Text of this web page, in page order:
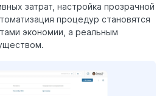
затрат, настройка прозрачной
процедур становятся
экономии, а реальным